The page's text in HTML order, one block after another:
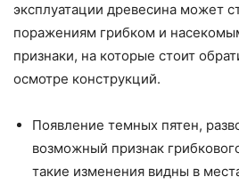
эксплуатации древесина может
поражениям грибком и
признаки, на которые стоит
осмотре конструкций.
Появление темных пятен,
возможный признак
такие изменения видны в